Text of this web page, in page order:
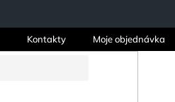
Kontakty Moje objednávka